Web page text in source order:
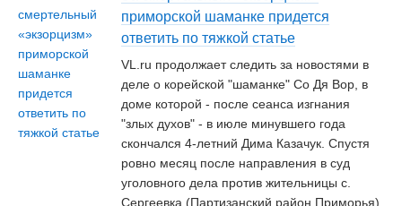
приморской шаманке придется
ответить по тяжкой статье
VL.ru продолжает следить за новостями в
деле о корейской "шаманке" Со Дя Вор, в
доме которой - после сеанса изгнания
"злых духов" - в июле минувшего года
скончался 4-летний Дима Казачук. Спустя
ровно месяц после направления в суд
уголовного дела против жительницы с.
Сергеевка (Партизанский район Приморья)